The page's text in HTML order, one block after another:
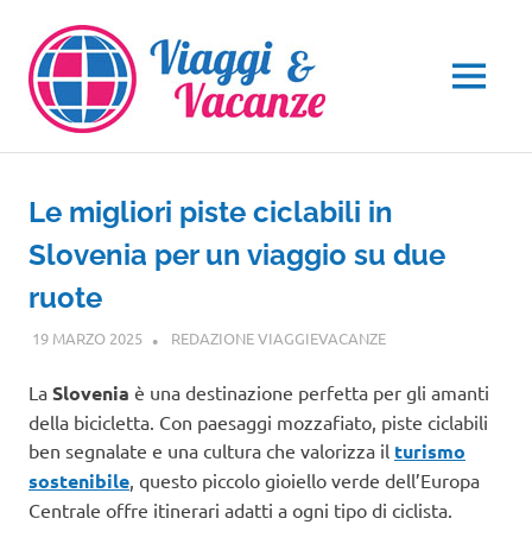
contenuto
MENU
Le migliori piste ciclabili in
Slovenia per un viaggio su due
ruote
19 MARZO 2025 REDAZIONE VIAGGIEVACANZEVIAGGI NEL MONDO
La Slovenia è una destinazione perfetta per gli amanti
della bicicletta. Con paesaggi mozzafiato, piste ciclabili
ben segnalate e una cultura che valorizza il turismo
sostenibile, questo piccolo gioiello verde dell’Europa
Centrale offre itinerari adatti a ogni tipo di ciclista.